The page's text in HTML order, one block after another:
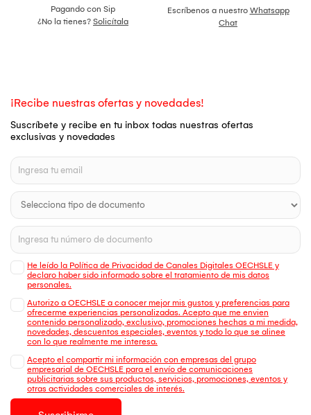
Pagando con Sip
¿No la tienes? Solicítala
Escríbenos a nuestro Whatsapp
Chat
¡Recibe nuestras ofertas y novedades!
Suscríbete y recibe en tu inbox todas nuestras ofertas
exclusivas y novedades
He leído la Política de Privacidad de Canales Digitales OECHSLE y
declaro haber sido informado sobre el tratamiento de mis datos
personales.
Autorizo a OECHSLE a conocer mejor mis gustos y preferencias para
ofrecerme experiencias personalizadas. Acepto que me envien
contenido personalizado, exclusivo, promociones hechas a mi medida,
novedades, descuentos especiales, eventos y todo lo que se alinee
con lo que realmente me interesa.
Acepto el compartir mi información con empresas del grupo
empresarial de OECHSLE para el envío de comunicaciones
publicitarias sobre sus productos, servicios, promociones, eventos y
otras actividades comerciales de interés.